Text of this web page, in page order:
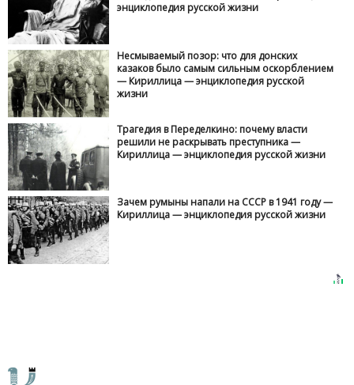
энциклопедия русской жизни
Несмываемый позор: что для донских
казаков было самым сильным оскорблением
— Кириллица — энциклопедия русской
жизни
Трагедия в Переделкино: почему власти
решили не раскрывать преступника —
Кириллица — энциклопедия русской жизни
Зачем румыны напали на СССР в 1941 году —
Кириллица — энциклопедия русской жизни